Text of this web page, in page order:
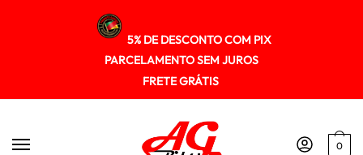
5% DE DESCONTO COM PIX
PARCELAMENTO SEM JUROS
FRETE GRÁTIS
0